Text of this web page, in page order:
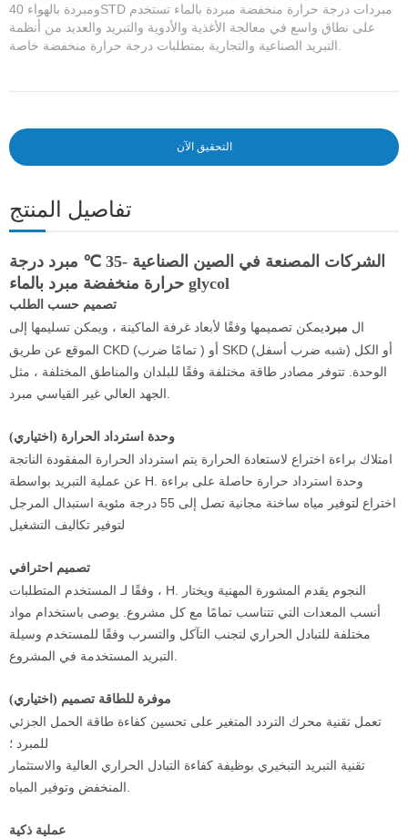
ومبردة بالهواء 40STD مبردات درجة حرارة منخفضة مبردة بالماء تستخدم
على نطاق واسع في معالجة الأغذية والأدوية والتبريد والعديد من أنظمة
التحقيق الآن
تفاصيل المنتج
الشركات المصنعة في الصين الصناعية -35 ℃ مبرد درجة
حرارة منخفضة مبرد بالماء glycol
تصميم حسب الطلب
ال مبرديمكن تصميمها وفقًا لأبعاد غرفة الماكينة ، ويمكن تسليمها إلى
الموقع عن طريق CKD (تمامًا ضرب ) أو SKD (شبه ضرب أسفل) أو الكل
الوحدة. تتوفر مصادر طاقة مختلفة وفقًا للبلدان والمناطق المختلفة ، مثل
وحدة استرداد الحرارة (اختياري)
امتلاك براءة اختراع لاستعادة الحرارة يتم استرداد الحرارة المفقودة الناتجة
عن عملية التبريد بواسطة H. وحدة استرداد حرارة حاصلة على براءة
اختراع لتوفير مياه ساخنة مجانية تصل إلى 55 درجة مئوية استبدال المرجل
لتوفير تكاليف التشغيل
تصميم احترافي
وفقًا لـ المستخدم المتطلبات ، H. النجوم يقدم المشورة المهنية ويختار
أنسب المعدات التي تتناسب تمامًا مع كل مشروع. يوصى باستخدام مواد
مختلفة للتبادل الحراري لتجنب التآكل والتسرب وفقًا للمستخدم وسيلة
موفرة للطاقة تصميم (اختياري)
تعمل تقنية محرك التردد المتغير على تحسين كفاءة طاقة الحمل الجزئي
للمبرد ؛
تقنية التبريد التبخيري بوظيفة كفاءة التبادل الحراري العالية والاستثمار
عملية ذكية